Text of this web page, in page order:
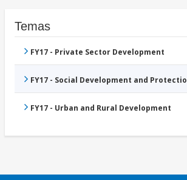
Temas
FY17 - Private Sector Development
FY17 - Social Development and
FY17 - Urban and Rural Development